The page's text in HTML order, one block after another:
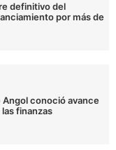
definitivo del
por más de
conoció avance
finanzas